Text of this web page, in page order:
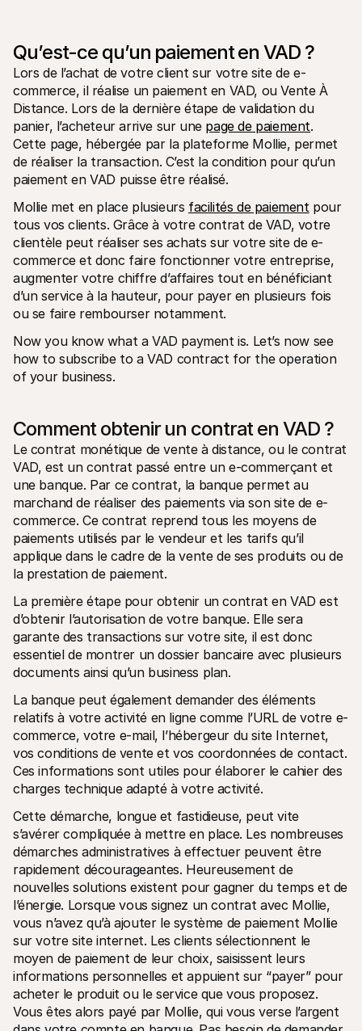
Qu’est-ce qu’un paiement en VAD ?
Lors de l’achat de votre client sur votre site de e-
commerce, il réalise un paiement en VAD, ou Vente À
Distance. Lors de la dernière étape de validation du
panier, l’acheteur arrive sur une page de paiement.
Cette page, hébergée par la plateforme Mollie, permet
de réaliser la transaction. C’est la condition pour qu’un
paiement en VAD puisse être réalisé.
Mollie met en place plusieurs facilités de paiement pour
tous vos clients. Grâce à votre contrat de VAD, votre
clientèle peut réaliser ses achats sur votre site de e-
commerce et donc faire fonctionner votre entreprise,
augmenter votre chiffre d’affaires tout en bénéficiant
d’un service à la hauteur, pour payer en plusieurs fois
ou se faire rembourser notamment.
Now you know what a VAD payment is. Let’s now see
how to subscribe to a VAD contract for the operation
of your business.
Comment obtenir un contrat en VAD ?
Le contrat monétique de vente à distance, ou le contrat
VAD, est un contrat passé entre un e-commerçant et
une banque. Par ce contrat, la banque permet au
marchand de réaliser des paiements via son site de e-
commerce. Ce contrat reprend tous les moyens de
paiements utilisés par le vendeur et les tarifs qu’il
applique dans le cadre de la vente de ses produits ou de
la prestation de paiement.
La première étape pour obtenir un contrat en VAD est
d’obtenir l’autorisation de votre banque. Elle sera
garante des transactions sur votre site, il est donc
essentiel de montrer un dossier bancaire avec plusieurs
documents ainsi qu’un business plan.
La banque peut également demander des éléments
relatifs à votre activité en ligne comme l’URL de votre e-
commerce, votre e-mail, l’hébergeur du site Internet,
vos conditions de vente et vos coordonnées de contact.
Ces informations sont utiles pour élaborer le cahier des
charges technique adapté à votre activité.
Cette démarche, longue et fastidieuse, peut vite
s’avérer compliquée à mettre en place. Les nombreuses
démarches administratives à effectuer peuvent être
rapidement décourageantes. Heureusement de
nouvelles solutions existent pour gagner du temps et de
l’énergie. Lorsque vous signez un contrat avec Mollie,
vous n’avez qu’à ajouter le système de paiement Mollie
sur votre site internet. Les clients sélectionnent le
moyen de paiement de leur choix, saisissent leurs
informations personnelles et appuient sur “payer” pour
acheter le produit ou le service que vous proposez.
Vous êtes alors payé par Mollie, qui vous verse l’argent